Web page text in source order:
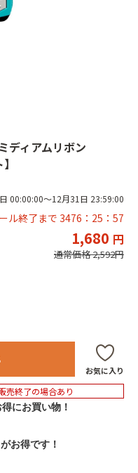
ディアムリボン
00:00:00～12月31日 23:59:00
ル終了まで 3476：25：56
1,680
通常価格 2,592
お気に入り
売終了の場合あり
にお買い物！
がお得です！